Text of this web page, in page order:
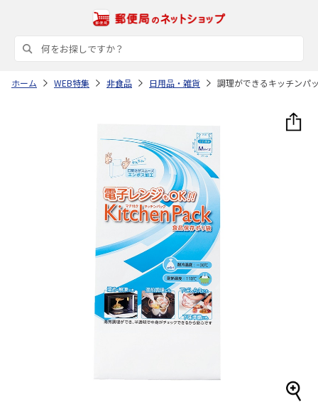
ホーム WEB特集 非食品 日用品・雑貨 調理ができるキッチンパ